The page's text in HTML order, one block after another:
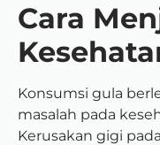
Cara
Konsumsi gula
masalah pada
Kerusakan gigi